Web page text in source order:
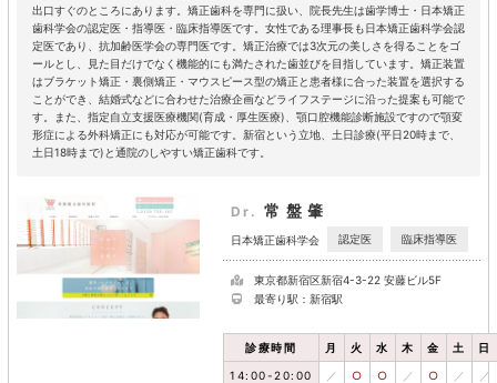
出口すぐのところにあります。矯正歯科を専門に扱い、院長先生は歯学博士・日本矯正
歯科学会の認定医・指導医・臨床指導医です。女性である理事長も日本矯正歯科学会認
定医であり、抗加齢医学会の専門医です。矯正治療では3次元の美しさを得ることをゴ
ールとし、見た目だけでなく機能的にも満たされた歯並びを目指しています。矯正装置
はブラケット矯正・裏側矯正・マウスピース型の矯正と患者様に合った装置を選択する
ことができ、結婚式などに合わせた治療企画などライフステージに沿った提案も可能で
す。また、指定自立支援医療機関(育成・厚生医療)、顎口腔機能診断施設ですので顎変
形症による外科矯正にも対応が可能です。新宿という立地、土日診療(平日20時まで、
土日18時まで)と通院のしやすい矯正歯科です。
Dr. 常盤肇
日本矯正歯科学会 認定医 臨床指導医
東京都新宿区新宿4-3-22 安藤ビル5F
最寄り駅：新宿駅
診療時間 月 火 水 木 金 土 日
14:00-20:00 ／ ○ ○ ／ ○ ／ ／